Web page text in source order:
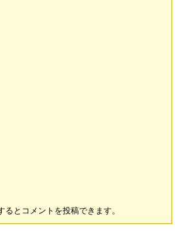
とコメントを投稿できます。